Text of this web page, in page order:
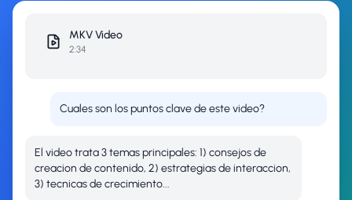
MKVVideo
2:34
Cuales son los puntos clave de este video?
El video trata 3 temas principales: 1) consejos de
creacion de contenido, 2) estrategias de interaccion,
3) tecnicas de crecimiento...